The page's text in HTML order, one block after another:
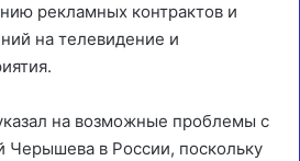
рекламных контрактов и
на телевидение и
на возможные проблемы с
Черышева в России, поскольку